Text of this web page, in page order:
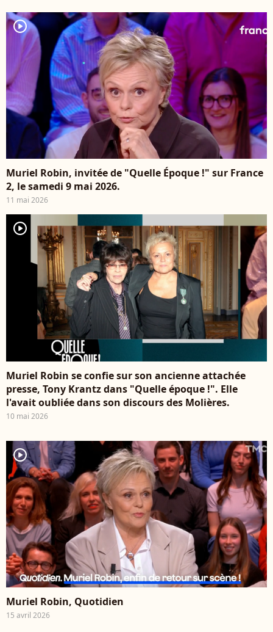
player2
Muriel Robin, invitée de "Quelle Époque !" sur France
2, le samedi 9 mai 2026.
11 mai 2026
player2
Muriel Robin se confie sur son ancienne attachée
presse, Tony Krantz dans "Quelle époque !". Elle
l'avait oubliée dans son discours des Molières.
10 mai 2026
player2
Muriel Robin, Quotidien
15 avril 2026